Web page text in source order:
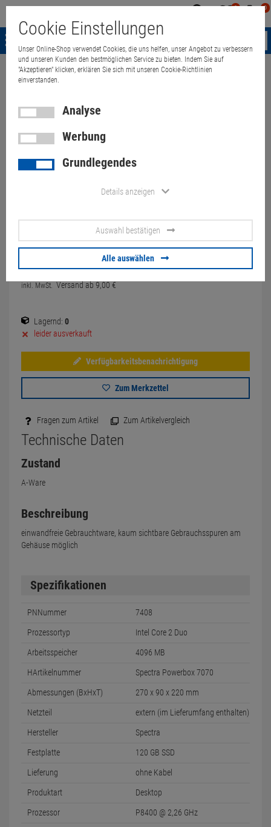
0 0
Menü
Weiter einkaufen
Spectra Powerbox 7070
industrial PC P8400 2,26GHz
4GB 120GB SSD komplett
10061258
180,00 €
inkl. MwSt. Versand ab 9,00 €
Lagernd: 0
leider ausverkauft
Verfügbarkeitsbenachrichtigung
Zum Merkzettel
Fragen zum Artikel Zum Artikelvergleich
Technische Daten
Zustand
A-Ware
Beschreibung
einwandfreie Gebrauchtware, kaum sichtbare Gebrauchsspuren am
Gehäuse möglich
Spezifikationen
PNNummer 7408
Prozessortyp Intel Core 2 Duo
Arbeitsspeicher 4096 MB
HArtikelnummer Spectra Powerbox 7070
Abmessungen (BxHxT) 270 x 90 x 220 mm
Netzteil extern (im Lieferumfang enthalten)
Hersteller Spectra
Festplatte 120 GB SSD
Lieferung ohne Kabel
Produktart Desktop
Prozessor P8400 @ 2,26 GHz
Cookie Einstellungen
Unser Online-Shop verwendet Cookies, die uns helfen, unser Angebot zu verbessern
und unseren Kunden den bestmöglichen Service zu bieten. Indem Sie auf
"Akzeptieren" klicken, erklären Sie sich mit unseren Cookie-Richtlinien
einverstanden.
Analyse
Werbung
Grundlegendes
Details anzeigen
Auswahl bestätigen
Alle auswählen